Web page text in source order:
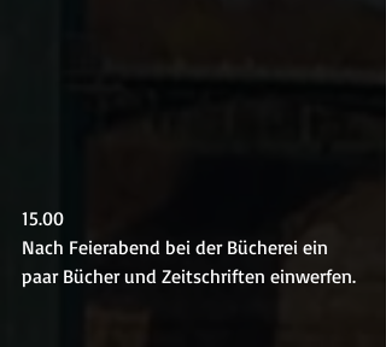
15.00
Nach Feierabend bei der Bücherei ein
paar Bücher und Zeitschriften einwerfen.